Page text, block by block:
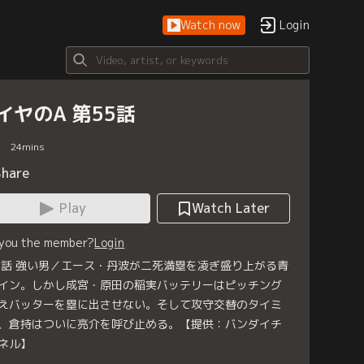
Watch now Login
ヤのA 第55話
24mins
Play
Watch Later
the member?Login
強い男／エース・丹波が二死満塁を凌ぎ盛り上がる青
ン。しかし成宮・原田の稲実バッテリーはピッチング
バッターを塁に出させない。そして攻守交替のタイミ
倉持はついに亮介を呼び止める。【提供：バンダイチ
ル】